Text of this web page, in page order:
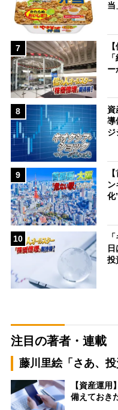
7
8
資
導
9
ン
化
10
投
注目の著者・連載
藤川里絵「さあ、投
【資産運
備えておき